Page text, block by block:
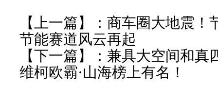
【上一篇】： 商车圈大地震！
节能赛道风云再起
【下一篇】： 兼具大空间和真
维柯欧霸·山海榜上有名！